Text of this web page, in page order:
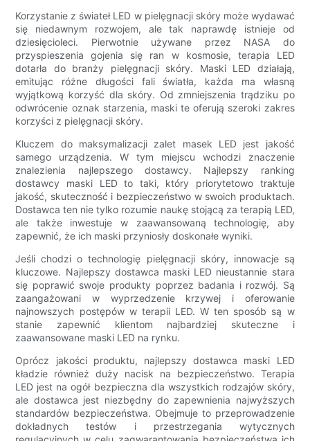
Korzystanie z świateł LED w pielęgnacji skóry może wydawać
się niedawnym rozwojem, ale tak naprawdę istnieje od
dziesięcioleci. Pierwotnie używane przez NASA do
przyspieszenia gojenia się ran w kosmosie, terapia LED
dotarła do branży pielęgnacji skóry. Maski LED działają,
emitując różne długości fali światła, każda ma własną
wyjątkową korzyść dla skóry. Od zmniejszenia trądziku po
odwrócenie oznak starzenia, maski te oferują szeroki zakres
korzyści z pielęgnacji skóry.
Kluczem do maksymalizacji zalet masek LED jest jakość
samego urządzenia. W tym miejscu wchodzi znaczenie
znalezienia najlepszego dostawcy. Najlepszy ranking
dostawcy maski LED to taki, który priorytetowo traktuje
jakość, skuteczność i bezpieczeństwo w swoich produktach.
Dostawca ten nie tylko rozumie naukę stojącą za terapią LED,
ale także inwestuje w zaawansowaną technologię, aby
zapewnić, że ich maski przyniosły doskonałe wyniki.
Jeśli chodzi o technologię pielęgnacji skóry, innowacje są
kluczowe. Najlepszy dostawca maski LED nieustannie stara
się poprawić swoje produkty poprzez badania i rozwój. Są
zaangażowani w wyprzedzenie krzywej i oferowanie
najnowszych postępów w terapii LED. W ten sposób są w
stanie zapewnić klientom najbardziej skuteczne i
zaawansowane maski LED na rynku.
Oprócz jakości produktu, najlepszy dostawca maski LED
kładzie również duży nacisk na bezpieczeństwo. Terapia
LED jest na ogół bezpieczna dla wszystkich rodzajów skóry,
ale dostawca jest niezbędny do zapewnienia najwyższych
standardów bezpieczeństwa. Obejmuje to przeprowadzenie
dokładnych testów i przestrzegania wytycznych